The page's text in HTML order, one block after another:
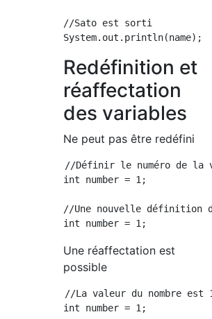
//Sato est sorti
Redéfinition et
réaffectation
des variables
Ne peut pas être redéfini
//Définir le numéro de la
int number = 1;
//Une nouvelle définition
Une réaffectation est
possible
//La valeur du nombre est
int number = 1;